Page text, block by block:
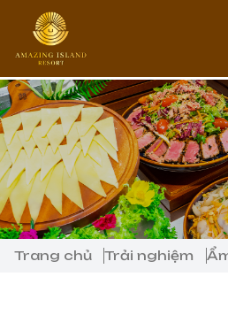
Trang chủ Trải nghiệm